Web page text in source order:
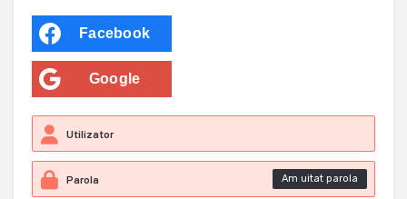
Facebook
Google
Am uitat parola